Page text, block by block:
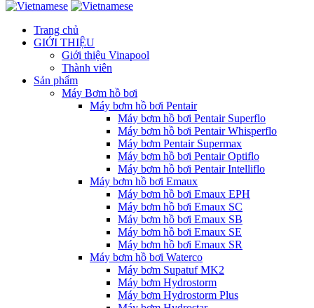
Trang chủ
GIỚI THIỆU
Giới thiệu Vinapool
Thành viên
Sản phẩm
Máy Bơm hồ bơi
Máy bơm hồ bơi Pentair
Máy bơm hồ bơi Pentair Superflo
Máy bơm hồ bơi Pentair Whisperflo
Máy bơm Pentair Supermax
Máy bơm hồ bơi Pentair Optiflo
Máy bơm hồ bơi Pentair Intelliflo
Máy bơm hồ bơi Emaux
Máy bơm hồ bơi Emaux EPH
Máy bơm hồ bơi Emaux SC
Máy bơm hồ bơi Emaux SB
Máy bơm hồ bơi Emaux SE
Máy bơm hồ bơi Emaux SR
Máy bơm hồ bơi Waterco
Máy bơm Supatuf MK2
Máy bơm Hydrostorm
Máy bơm Hydrostorm Plus